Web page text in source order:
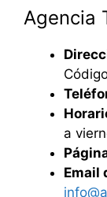
Agencia
a
Email